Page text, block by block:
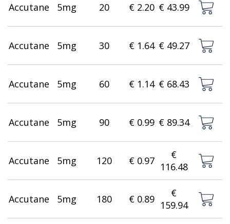
Accutane 5mg 20 € 2.20 € 43.99
Accutane 5mg 30 € 1.64 € 49.27
Accutane 5mg 60 € 1.14 € 68.43
Accutane 5mg 90 € 0.99 € 89.34
Accutane 5mg 120 € 0.97
€
116.48
Accutane 5mg 180 € 0.89
€
159.94